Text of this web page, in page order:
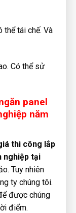
thể tái chế. Và
Có thể sử
panel
năm
thi công lắp
nghiệp tại
Tuy nhiên
ty chúng tôi.
được chúng
điểm.